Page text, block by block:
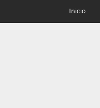
Inicio